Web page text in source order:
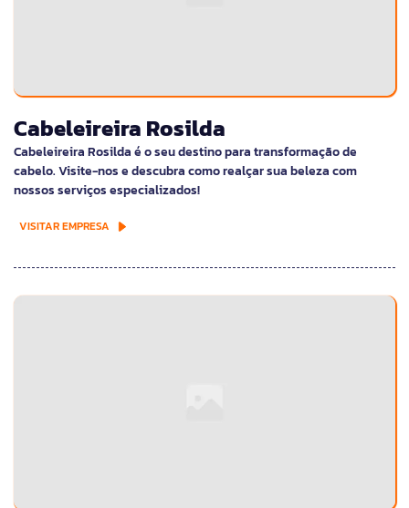
Cabeleireira Rosilda
Cabeleireira Rosilda é o seu destino para transformação de
cabelo. Visite-nos e descubra como realçar sua beleza com
nossos serviços especializados!
VISITAR EMPRESA